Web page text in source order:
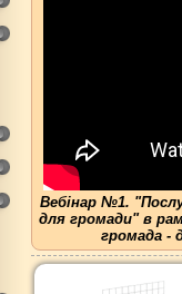
Вебінар №1.
для громади" в
громада -